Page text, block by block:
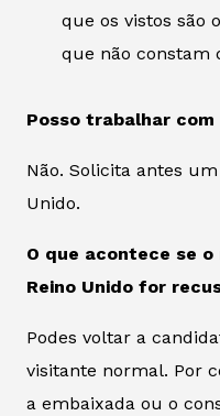
que os vistos são
que não constam
Posso trabalhar com
Não. Solicita antes
Unido.
O que acontece se o
Reino Unido for
Podes voltar a
visitante normal. Por
a embaixada ou o